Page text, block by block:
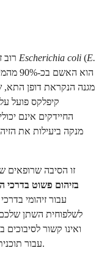
Escherichia coli (E.
) הוא האשם בכ-90% מהמקרים
מגנה הנקראת דופן
קיפלקס פועל על
החיידקים אינם
זו הסיבה שרופאים
בזיהום פשוט בדרכי
עבור זיהומי
לשלפוחית השתן
ואינו קשור
עבור.